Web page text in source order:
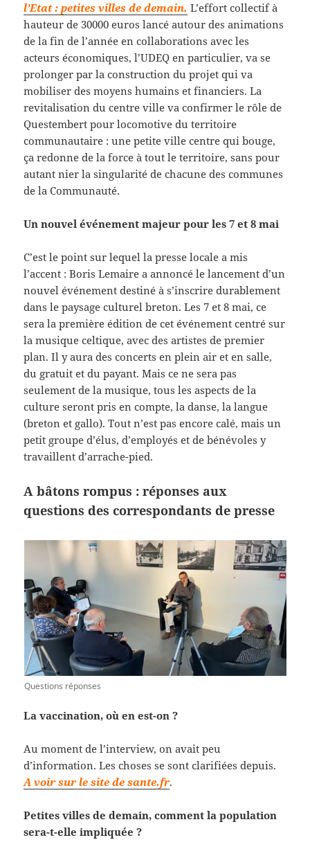
l’Etat : petites villes de demain. L’effort collectif à
hauteur de 30000 euros lancé autour des animations
de la fin de l’année en collaborations avec les
acteurs économiques, l’UDEQ en particulier, va se
prolonger par la construction du projet qui va
mobiliser des moyens humains et financiers. La
revitalisation du centre ville va confirmer le rôle de
Questembert pour locomotive du territoire
communautaire : une petite ville centre qui bouge,
ça redonne de la force à tout le territoire, sans pour
autant nier la singularité de chacune des communes
de la Communauté.
Un nouvel événement majeur pour les 7 et 8 mai
C’est le point sur lequel la presse locale a mis
l’accent : Boris Lemaire a annoncé le lancement d’un
nouvel événement destiné à s’inscrire durablement
dans le paysage culturel breton. Les 7 et 8 mai, ce
sera la première édition de cet événement centré sur
la musique celtique, avec des artistes de premier
plan. Il y aura des concerts en plein air et en salle,
du gratuit et du payant. Mais ce ne sera pas
seulement de la musique, tous les aspects de la
culture seront pris en compte, la danse, la langue
(breton et gallo). Tout n’est pas encore calé, mais un
petit groupe d’élus, d’employés et de bénévoles y
travaillent d’arrache-pied.
A bâtons rompus : réponses aux
questions des correspondants de presse
Questions réponses
La vaccination, où en est-on ?
Au moment de l’interview, on avait peu
d’information. Les choses se sont clarifiées depuis.
A voir sur le site de sante.fr.
Petites villes de demain, comment la population
sera-t-elle impliquée ?